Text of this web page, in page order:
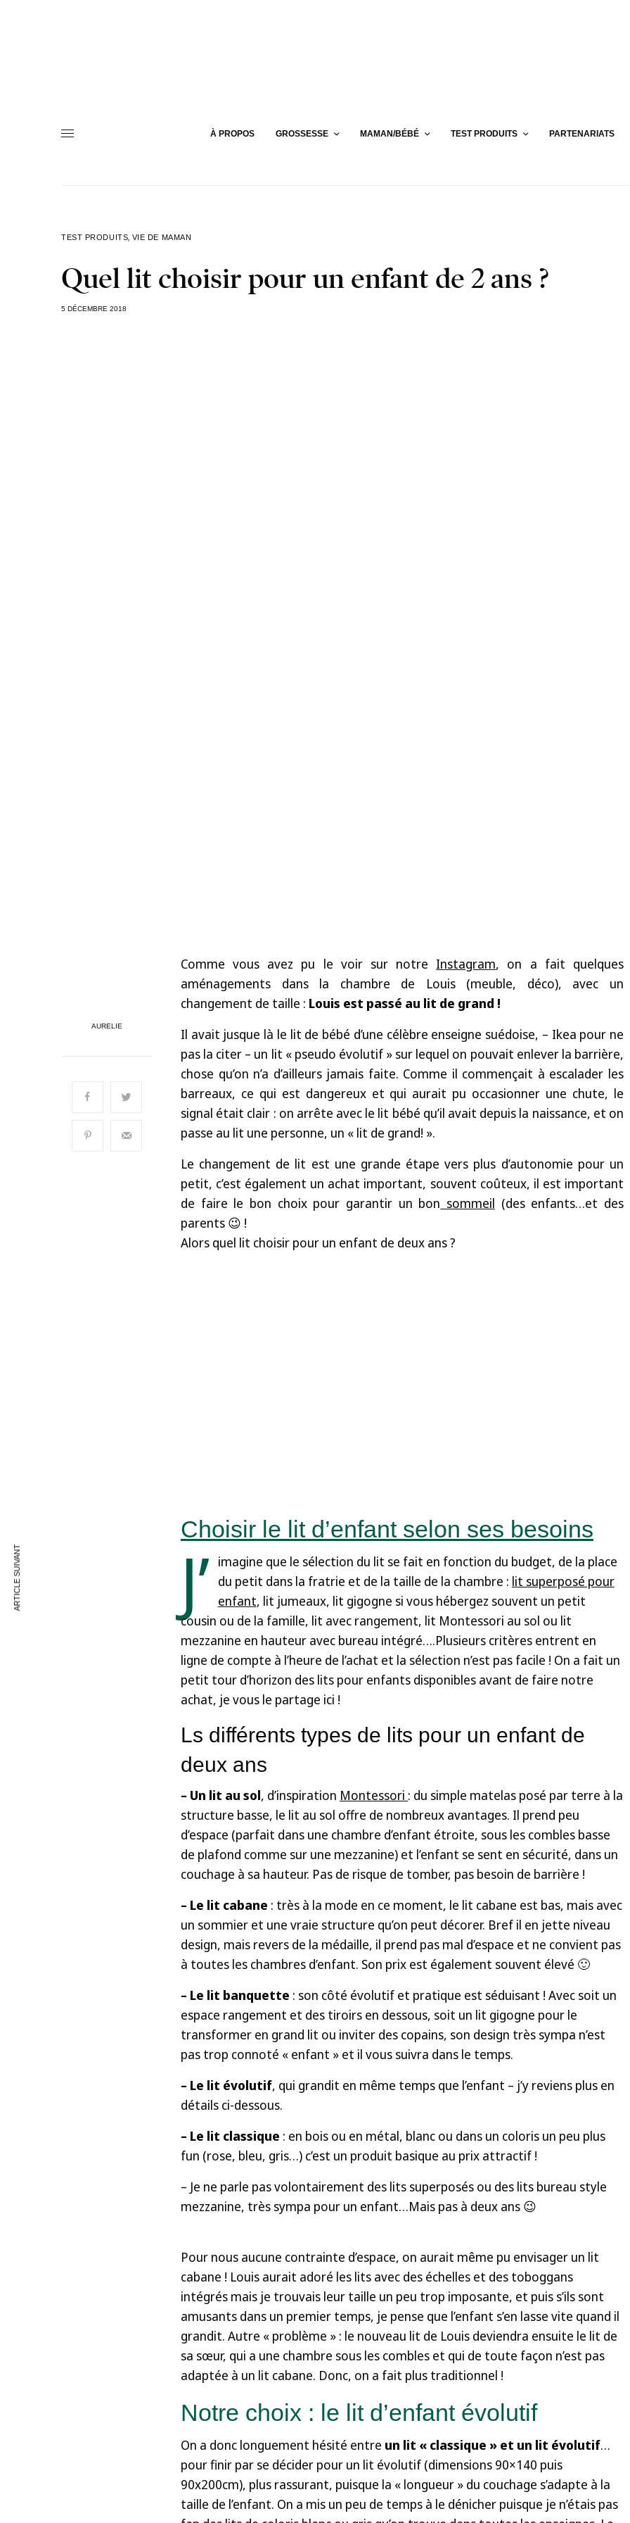
À PROPOS GROSSESSE MAMAN/BÉBÉ TEST PRODUITS PARTENARIATS
TEST PRODUITS VIE DE MAMAN
Quel lit choisir pour un enfant de 2 ans ?
5 DÉCEMBRE 2018
AURELIE
Comme vous avez pu le voir sur notre Instagram, on a fait quelques
aménagements dans la chambre de Louis (meuble, déco), avec un
changement de taille : Louis est passé au lit de grand !
Il avait jusque là le lit de bébé d’une célèbre enseigne suédoise, – Ikea pour ne
pas la citer – un lit « pseudo évolutif » sur lequel on pouvait enlever la barrière,
chose qu’on n’a d’ailleurs jamais faite. Comme il commençait à escalader les
barreaux, ce qui est dangereux et qui aurait pu occasionner une chute, le
signal était clair : on arrête avec le lit bébé qu’il avait depuis la naissance, et on
passe au lit une personne, un « lit de grand! ».
Le changement de lit est une grande étape vers plus d’autonomie pour un
petit, c’est également un achat important, souvent coûteux, il est important
de faire le bon choix pour garantir un bon sommeil (des enfants…et des
parents 😉 !
Alors quel lit choisir pour un enfant de deux ans ?
Choisir le lit d’enfant selon ses besoins
J’ imagine que le sélection du lit se fait en fonction du budget, de la place
du petit dans la fratrie et de la taille de la chambre : lit superposé pour
enfant, lit jumeaux, lit gigogne si vous hébergez souvent un petit
cousin ou de la famille, lit avec rangement, lit Montessori au sol ou lit
mezzanine en hauteur avec bureau intégré….Plusieurs critères entrent en
ligne de compte à l’heure de l’achat et la sélection n’est pas facile ! On a fait un
petit tour d’horizon des lits pour enfants disponibles avant de faire notre
achat, je vous le partage ici !
Ls différents types de lits pour un enfant de
deux ans
– Un lit au sol, d’inspiration Montessori : du simple matelas posé par terre à la
structure basse, le lit au sol offre de nombreux avantages. Il prend peu
d’espace (parfait dans une chambre d’enfant étroite, sous les combles basse
de plafond comme sur une mezzanine) et l’enfant se sent en sécurité, dans un
couchage à sa hauteur. Pas de risque de tomber, pas besoin de barrière !
– Le lit cabane : très à la mode en ce moment, le lit cabane est bas, mais avec
un sommier et une vraie structure qu’on peut décorer. Bref il en jette niveau
design, mais revers de la médaille, il prend pas mal d’espace et ne convient pas
à toutes les chambres d’enfant. Son prix est également souvent élevé 🙂
– Le lit banquette : son côté évolutif et pratique est séduisant ! Avec soit un
espace rangement et des tiroirs en dessous, soit un lit gigogne pour le
transformer en grand lit ou inviter des copains, son design très sympa n’est
pas trop connoté « enfant » et il vous suivra dans le temps.
– Le lit évolutif, qui grandit en même temps que l’enfant – j’y reviens plus en
détails ci-dessous.
– Le lit classique : en bois ou en métal, blanc ou dans un coloris un peu plus
fun (rose, bleu, gris…) c’est un produit basique au prix attractif !
– Je ne parle pas volontairement des lits superposés ou des lits bureau style
mezzanine, très sympa pour un enfant…Mais pas à deux ans 😉
Pour nous aucune contrainte d’espace, on aurait même pu envisager un lit
cabane ! Louis aurait adoré les lits avec des échelles et des toboggans
intégrés mais je trouvais leur taille un peu trop imposante, et puis s’ils sont
amusants dans un premier temps, je pense que l’enfant s’en lasse vite quand il
grandit. Autre « problème » : le nouveau lit de Louis deviendra ensuite le lit de
sa sœur, qui a une chambre sous les combles et qui de toute façon n’est pas
adaptée à un lit cabane. Donc, on a fait plus traditionnel !
Notre choix : le lit d’enfant évolutif
On a donc longuement hésité entre un lit « classique » et un lit évolutif…
pour finir par se décider pour un lit évolutif (dimensions 90×140 puis
90x200cm), plus rassurant, puisque la « longueur » du couchage s’adapte à la
taille de l’enfant. On a mis un peu de temps à le dénicher puisque je n’étais pas
ARTICLE SUIVANT